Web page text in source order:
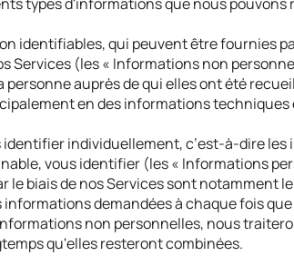
identifiables, qui peuvent être fournies
Services (les « Informations non
auprès de qui elles ont été
en des informations
individuellement, c’est-à-dire
vous identifier (les « Informations
le biais de nos Services sont notamment
demandées à chaque fois
non personnelles, nous
qu'elles resteront combinées.